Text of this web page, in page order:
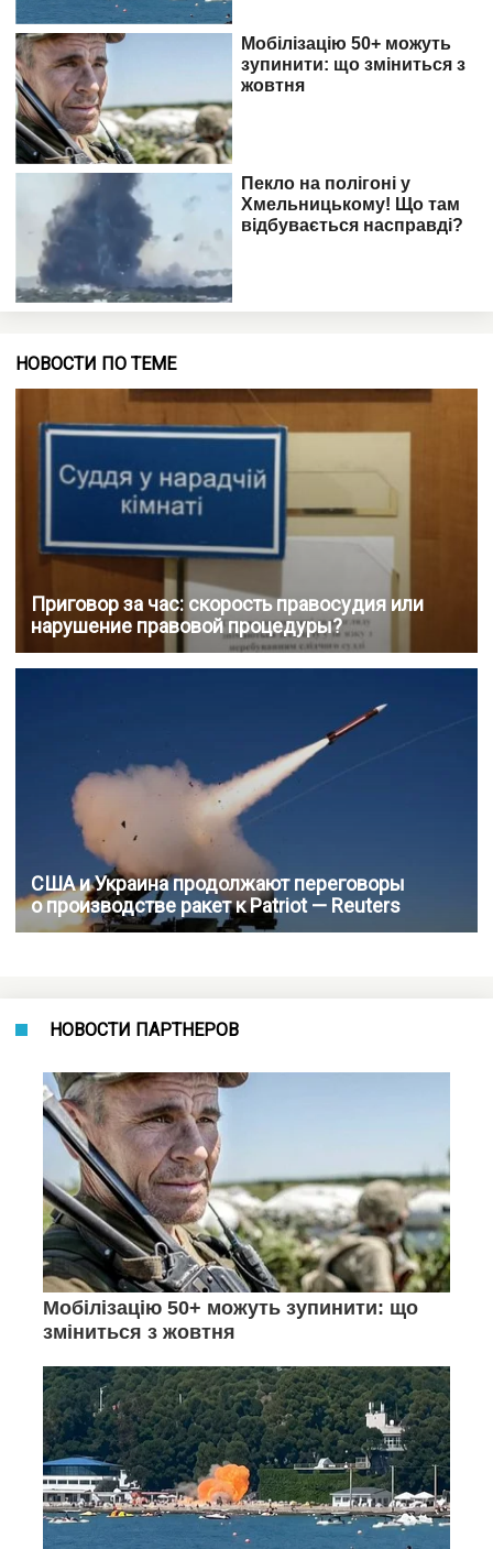
НОВОСТИ ПО ТЕМЕ
Приговор за час: скорость правосудия или
нарушение правовой процедуры?
США и Украина продолжают переговоры
о производстве ракет к Patriot — Reuters
НОВОСТИ ПАРТНЕРОВ